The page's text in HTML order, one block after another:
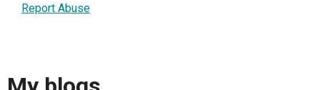
Report Abuse